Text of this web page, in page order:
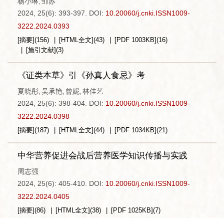
,
2024, 25(6): 393-397.
DOI: 10.20060/j.cnki.ISSN1009-
3222.2024.0393
[摘要](156) [HTML全文](43) [PDF 1003KB](16)
[施引文献](3)
《证类本草》引《孙真人食忌》考
夏晓彤, 吴承艳, 曾妮, 林佳艺
2024, 25(6): 398-404. DOI: 10.20060/j.cnki.ISSN1009-
3222.2024.0398
[摘要](187) [HTML全文](44) [PDF 1034KB](21)
中华营养促进会战后营养医学知识传播与实践
周志强
2024, 25(6): 405-410. DOI: 10.20060/j.cnki.ISSN1009-
3222.2024.0405
[摘要](86) [HTML全文](38) [PDF 1025KB](7)